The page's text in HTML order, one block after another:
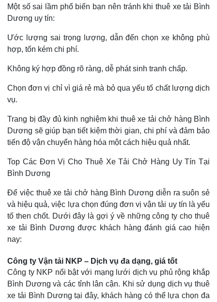
Một số sai lầm phổ biến bạn nên tránh khi thuê xe tải Bình
Dương uy tín:
Ước lượng sai trọng lượng, dẫn đến chọn xe không phù
hợp, tốn kém chi phí.
Không ký hợp đồng rõ ràng, dễ phát sinh tranh chấp.
Chọn đơn vị chỉ vì giá rẻ mà bỏ qua yếu tố chất lượng dịch
vụ.
Trang bị đầy đủ kinh nghiệm khi thuê xe tải chở hàng Bình
Dương sẽ giúp bạn tiết kiệm thời gian, chi phí và đảm bảo
tiến độ vận chuyển hàng hóa một cách hiệu quả nhất.
Top Các Đơn Vị Cho Thuê Xe Tải Chở Hàng Uy Tín Tại
Bình Dương
Để việc thuê xe tải chở hàng Bình Dương diễn ra suôn sẻ
và hiệu quả, việc lựa chọn đúng đơn vị vận tải uy tín là yếu
tố then chốt. Dưới đây là gợi ý về những công ty cho thuê
xe tải Bình Dương được khách hàng đánh giá cao hiện
nay:
Công ty Vận tải NKP – Dịch vụ đa dạng, giá tốt
Công ty NKP nổi bật với mạng lưới dịch vụ phủ rộng khắp
Bình Dương và các tỉnh lân cận. Khi sử dụng dịch vụ thuê
xe tải Bình Dương tại đây, khách hàng có thể lựa chọn đa